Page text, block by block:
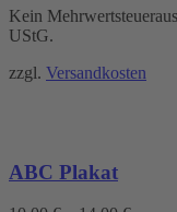
Kein
UStG.
zzgl. Versandkosten
ABC Plakat